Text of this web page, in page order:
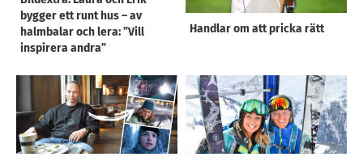
bygger ett runt hus – av
halmbalar och lera: ”Vill
inspirera andra”
Handlar om att pricka rätt